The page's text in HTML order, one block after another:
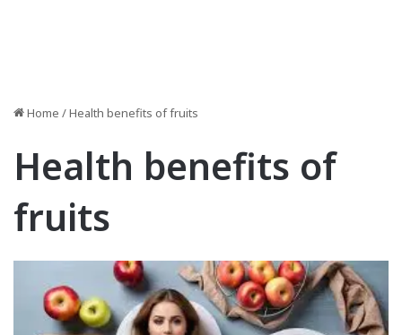
Home /Health benefits of fruits
Health benefits of
fruits